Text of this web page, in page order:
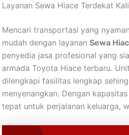
Layanan Sewa Hiace Terdekat
Mencari transportasi yang
mudah dengan layanan Sewa
penyedia jasa profesional yang
armada Toyota Hiace terbaru.
dilengkapi fasilitas lengkap
menyenangkan. Dengan
tepat untuk perjalanan keluarga,